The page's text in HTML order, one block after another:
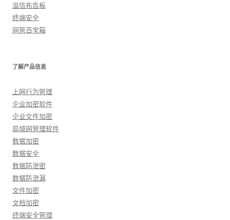
溢信布告板
终端安全
网管百宝箱
了解产品信息
上网行为管理
企业加密软件
企业文件加密
局域网管理软件
数据加密
数据安全
数据防泄密
数据防泄漏
文件加密
文档加密
终端安全管理